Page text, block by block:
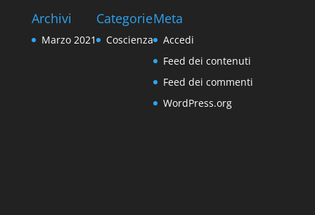
Archivi
Marzo 2021
Categorie
Coscienza
Meta
Accedi
Feed dei contenuti
Feed dei commenti
WordPress.org